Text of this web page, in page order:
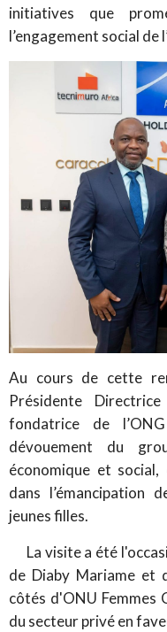
initiatives que
l’engagement social de
Au cours de cette
Présidente
fondatrice de
dévouement du
économique et
dans l’émancipation
jeunes filles.
La visite a été
de Diaby Mariame et
côtés d'ONU Femmes
du secteur privé en